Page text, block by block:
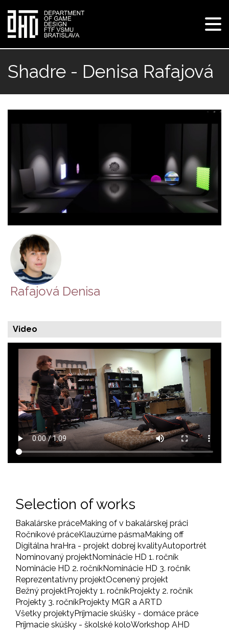
main
Shadre - Denisa Rafajová
Rafajová Denisa
Video
Selection of works
Bakalárske práceMaking of v bakalárskej práci
Ročníkové práceKlauzúrne pásmaMaking off
Digitálna hraHra - projekt dobrej kvalityAutoportrét
Nominovaný projektNominácie HD 1. ročník
Nominácie HD 2. ročníkNominácie HD 3. ročník
Reprezentatívny projektOcenený projekt
Bežný projektProjekty 1. ročníkProjekty 2. ročník
Projekty 3. ročníkProjekty MGR a ARTD
Všetky projektyPríjmacie skúšky - domáce práce
Príjmacie skúšky - školské koloWorkshop AHD